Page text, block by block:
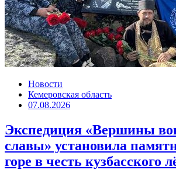
Новости
Кемеровская область
07.08.2026
Экспедиция «Вершины
славы» установила
горе в честь кузбасского